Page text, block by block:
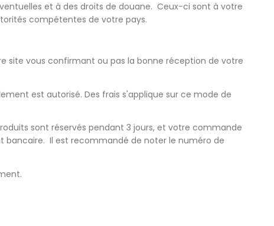
et à des droits de douane. Ceux-ci sont à votre
compétentes de votre pays.
site vous confirmant ou pas la bonne réception de votre
est autorisé. Des frais s'applique sur ce mode de
sont réservés pendant 3 jours, et votre commande
Il est recommandé de noter le numéro de